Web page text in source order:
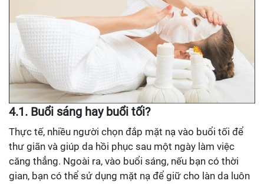
4.1. Buổi sáng hay buổi tối?
Thực tế, nhiều người chọn đắp mặt nạ vào buổi tối để
thư giãn và giúp da hồi phục sau một ngày làm việc
căng thẳng. Ngoài ra, vào buổi sáng, nếu bạn có thời
gian, bạn có thể sử dụng mặt nạ để giữ cho làn da luôn